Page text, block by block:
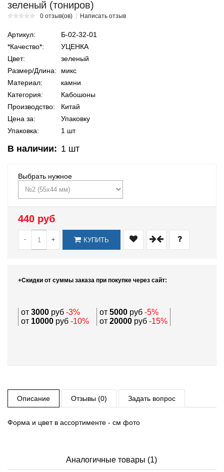
зеленый (тониров)
0 отзыв(ов) Написать отзыв
Артикул:
Б-02-32-01
*Качество*:
УЦЕНКА
Цвет:
зеленый
Размер/Длина:
микс
Материал:
камни
Категория:
Кабошоны
Производство:
Китай
Цена за:
Упаковку
Упаковка:
1 шт
В наличии: 1 шт
Выбрать нужное
440 руб
- + КУПИТЬ
+Скидки от суммы заказа при покупке через сайт:
от 3000 руб -3% от 5000 руб -5%
от 10000 руб -10% от 20000 руб -15%
Описание Отзывы (0) Задать вопрос
Форма и цвет в ассортименте - см фото
Аналогичные товары (1)